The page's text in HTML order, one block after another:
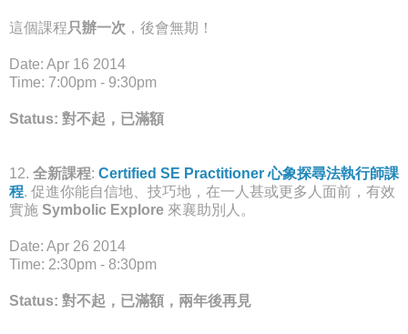
這個課程只辦一次 ，後會無期！
Date: Apr 16 2014
Time: 7:00pm - 9:30pm
Status: 對不起，已滿額
12. 全新課程: Certified SE Practitioner 心象探尋法執行師課
程. 促進你能自信地、技巧地，在一人甚或更多人面前，有效
實施 Symbolic Explore 來襄助別人。
Date: Apr 26 2014
Time: 2:30pm - 8:30pm
Status: 對不起，已滿額，兩年後再見